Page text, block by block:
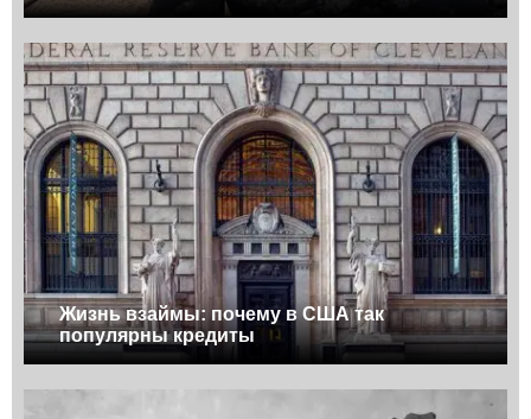
Жизнь взаймы: почему в США так
популярны кредиты